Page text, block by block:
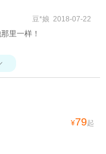
豆*娘 2018-07-22
里一样！
¥79起